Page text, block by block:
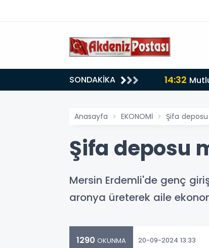
SONDAKİKA 14:32
Anasayfa EKONOMİ Şifa
Şifa deposu
Mersin Erdemli'de genç
aronya üreterek aile
1290 OKUNMA 20-09-2024 13:33